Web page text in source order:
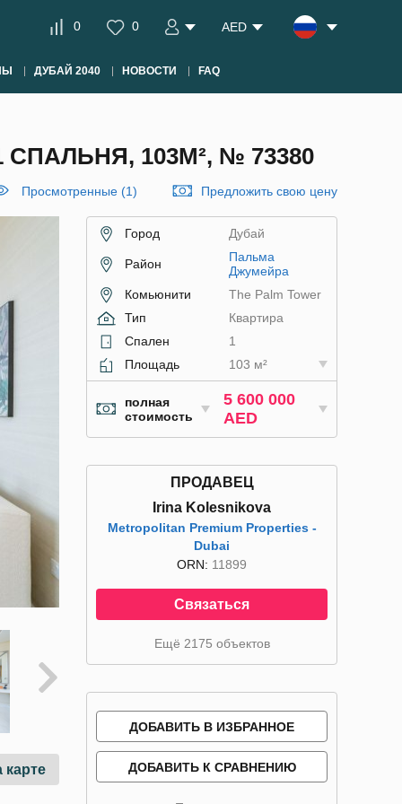
0 0 AED
ДУБАЙ 2040 НОВОСТИ FAQ
103М², № 73380
Просмотренные (1) Предложить свою цену
карте
Город Дубай
Район
Пальма
Джумейра
Комьюнити
The Palm Tower
Тип
Квартира
Спален
1
Площадь
103 м²
полная
стоимость
5 600 000
AED
ПРОДАВЕЦ
Irina Kolesnikova
Metropolitan Premium Properties -
Dubai
ORN: 11899
Связаться
Ещё 2175 объектов
ДОБАВИТЬ В ИЗБРАННОЕ
ДОБАВИТЬ К СРАВНЕНИЮ